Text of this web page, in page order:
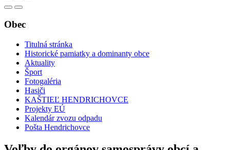
Obec
Titulná stránka
Historické pamiatky a dominanty obce
Aktuality
Šport
Fotogaléria
Hasiči
KAŠTIEĽ HENDRICHOVCE
Projekty EÚ
Kalendár zvozu odpadu
Pošta Hendrichovce